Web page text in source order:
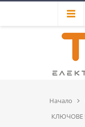
Начало
КЛЮЧОВЕ